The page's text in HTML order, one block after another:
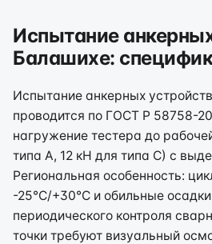
Испытание
Балашихе:
Испытание анкерных
проводится по ГОСТ Р 58758-
нагружение тестера до
типа А, 12 кН для типа С) с
Региональная особенность:
-25°C/+30°C и обильные
периодического контроля
точки требуют визуальный